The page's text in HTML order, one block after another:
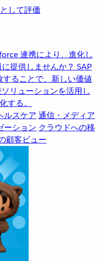
して評価
連携により、進化し
提供しませんか？ SAP
ることで、新しい価値
リューションを活用し
する。
ルスケア 通信・メディア
ーション クラウドへの移
顧客ビュー